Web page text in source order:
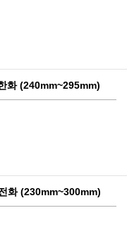
화 (240mm~295mm)
화 (230mm~300mm)